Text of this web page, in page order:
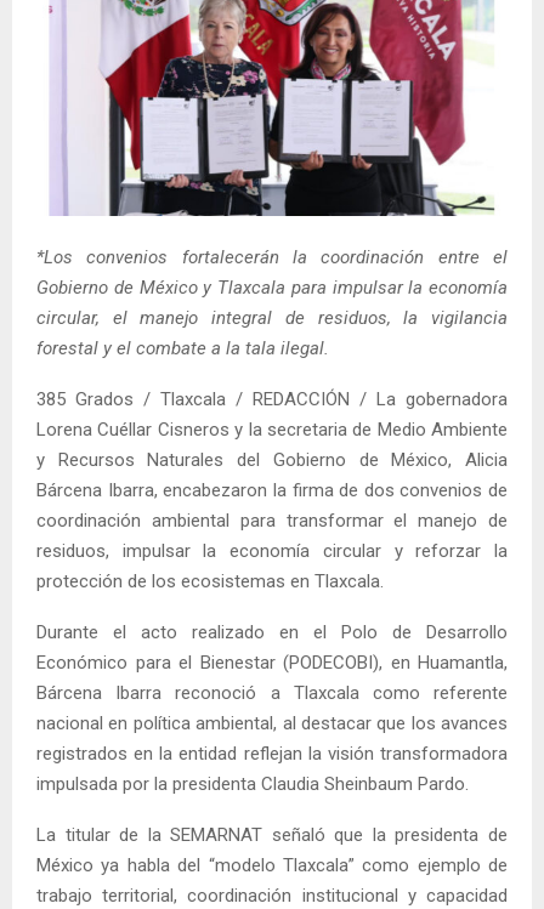
*Los convenios fortalecerán la coordinación entre el
Gobierno de México y Tlaxcala para impulsar la economía
circular, el manejo integral de residuos, la vigilancia
forestal y el combate a la tala ilegal.
385 Grados / Tlaxcala / REDACCIÓN / La gobernadora
Lorena Cuéllar Cisneros y la secretaria de Medio Ambiente
y Recursos Naturales del Gobierno de México, Alicia
Bárcena Ibarra, encabezaron la firma de dos convenios de
coordinación ambiental para transformar el manejo de
residuos, impulsar la economía circular y reforzar la
protección de los ecosistemas en Tlaxcala.
Durante el acto realizado en el Polo de Desarrollo
Económico para el Bienestar (PODECOBI), en Huamantla,
Bárcena Ibarra reconoció a Tlaxcala como referente
nacional en política ambiental, al destacar que los avances
registrados en la entidad reflejan la visión transformadora
impulsada por la presidenta Claudia Sheinbaum Pardo.
La titular de la SEMARNAT señaló que la presidenta de
México ya habla del “modelo Tlaxcala” como ejemplo de
trabajo territorial, coordinación institucional y capacidad